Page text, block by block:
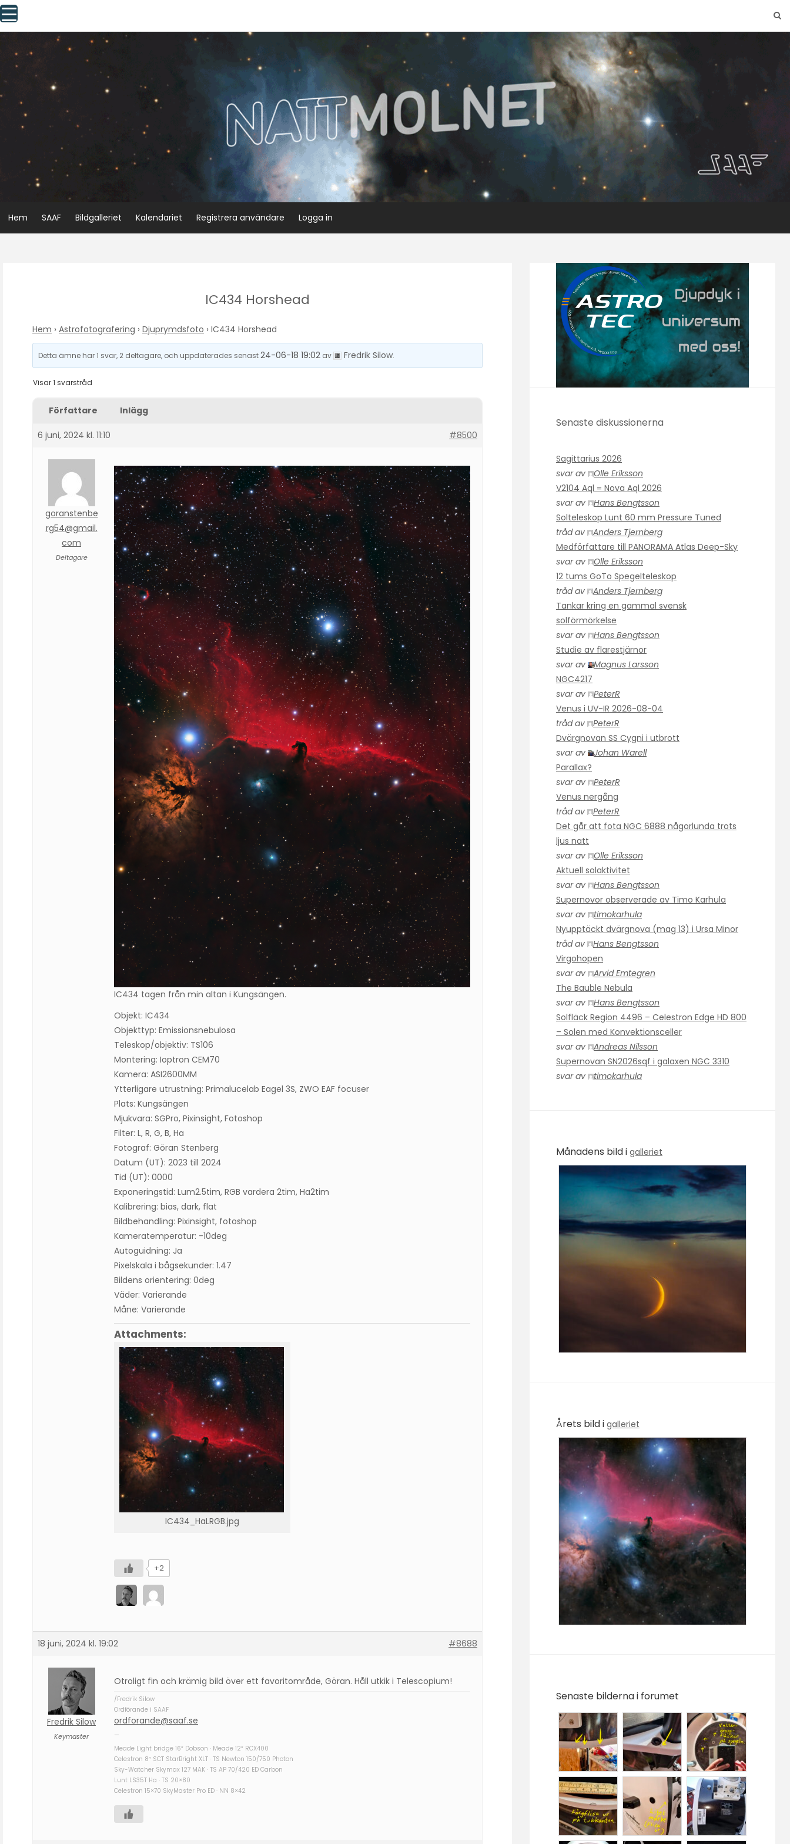
Skip
to
content
Hem SAAF Bildgalleriet Kalendariet Registrera användare Logga in
IC434 Horshead
Hem › Astrofotografering › Djuprymdsfoto › IC434 Horshead
Detta ämne har 1 svar, 2 deltagare, och uppdaterades senast24-06-18 19:02 av Fredrik Silow.
Visar 1 svarstråd
Författare Inlägg
6 juni, 2024 kl. 11:10 #8500
goranstenbe
rg54@gmail.
com
Deltagare
IC434 tagen från min altan i Kungsängen.
Objekt: IC434
Objekttyp: Emissionsnebulosa
Teleskop/objektiv: TS106
Montering: Ioptron CEM70
Kamera: ASI2600MM
Ytterligare utrustning: Primalucelab Eagel 3S, ZWO EAF focuser
Plats: Kungsängen
Mjukvara: SGPro, Pixinsight, Fotoshop
Filter: L, R, G, B, Ha
Fotograf: Göran Stenberg
Datum (UT): 2023 till 2024
Tid (UT): 0000
Exponeringstid: Lum2.5tim, RGB vardera 2tim, Ha2tim
Kalibrering: bias, dark, flat
Bildbehandling: Pixinsight, fotoshop
Kameratemperatur: -10deg
Autoguidning: Ja
Pixelskala i bågsekunder: 1.47
Bildens orientering: 0deg
Väder: Varierande
Måne: Varierande
Attachments:
IC434_HaLRGB.jpg
+2
18 juni, 2024 kl. 19:02 #8688
Fredrik Silow
Keymaster
Otroligt fin och krämig bild över ett favoritområde, Göran. Håll utkik i Telescopium!
/Fredrik Silow
Ordförande i SAAF
ordforande@saaf.se
—
Meade Light bridge 16″ Dobson · Meade 12″ RCX400
Celestron 8″ SCT StarBright XLT · TS Newton 150/750 Photon
Sky-Watcher Skymax 127 MAK · TS AP 70/420 ED Carbon
Lunt LS35T Ha · TS 20×80
Celestron 15×70 SkyMaster Pro ED · NN 8×42
Senaste diskussionerna
Sagittarius 2026
svar av
Olle Eriksson
V2104 Aql = Nova Aql 2026
svar av
Hans Bengtsson
Solteleskop Lunt 60 mm Pressure Tuned
tråd av
Anders Tjernberg
Medförfattare till PANORAMA Atlas Deep-Sky
svar av
Olle Eriksson
12 tums GoTo Spegelteleskop
tråd av
Anders Tjernberg
Tankar kring en gammal svensk
solförmörkelse
svar av
Hans Bengtsson
Studie av flarestjärnor
svar av
Magnus Larsson
NGC4217
svar av
PeterR
Venus i UV-IR 2026-08-04
tråd av
PeterR
Dvärgnovan SS Cygni i utbrott
svar av
Johan Warell
Parallax?
svar av
PeterR
Venus nergång
tråd av
PeterR
Det går att fota NGC 6888 någorlunda trots
ljus natt
svar av
Olle Eriksson
Aktuell solaktivitet
svar av
Hans Bengtsson
Supernovor observerade av Timo Karhula
svar av
timokarhula
Nyupptäckt dvärgnova (mag 13) i Ursa Minor
tråd av
Hans Bengtsson
Virgohopen
svar av
Arvid Emtegren
The Bauble Nebula
svar av
Hans Bengtsson
Solfläck Region 4496 – Celestron Edge HD 800
– Solen med Konvektionsceller
svar av
Andreas Nilsson
Supernovan SN2026sqf i galaxen NGC 3310
svar av
timokarhula
Månadens bild i galleriet
Årets bild i galleriet
Senaste bilderna i forumet